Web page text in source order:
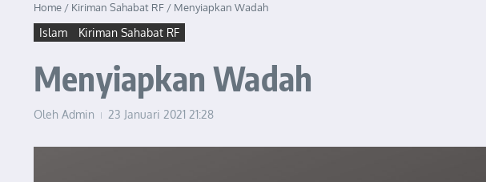
Home / Kiriman Sahabat RF / Menyiapkan Wadah
Islam Kiriman Sahabat RF
Menyiapkan Wadah
Oleh Admin 23 Januari 2021 21:28